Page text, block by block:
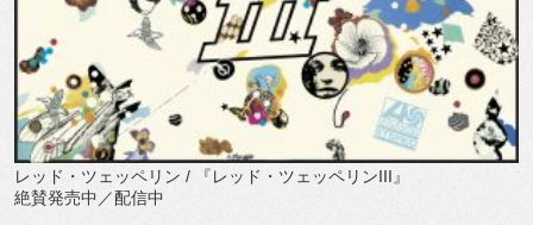
レッド・ツェッペリン / 『レッド・ツェッペリンIII 』
絶賛発売中／配信中